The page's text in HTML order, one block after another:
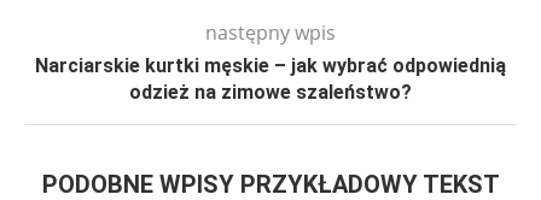
następny wpis
Narciarskie kurtki męskie – jak wybrać odpowiednią
odzież na zimowe szaleństwo?
PODOBNE WPISY PRZYKŁADOWY TEKST